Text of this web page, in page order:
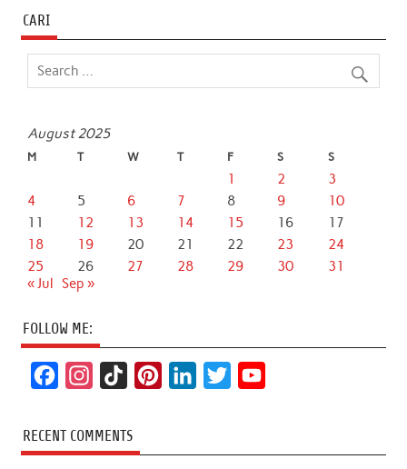
CARI
August 2025
M T W T F S S
1 2
3
4
5 6 7 8 9
10
11
12 13 14 15 16
17
18
19 20 21 22 23
24
25
26 27 28 29 30
31
« Jul Sep »
FOLLOW ME:
c
e
s
t
k
T
t
k
t
T
RECENT COMMENTS